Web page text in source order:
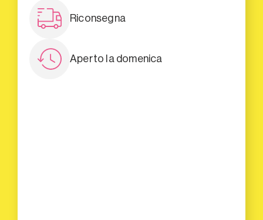
Riconsegna
Aperto la domenica